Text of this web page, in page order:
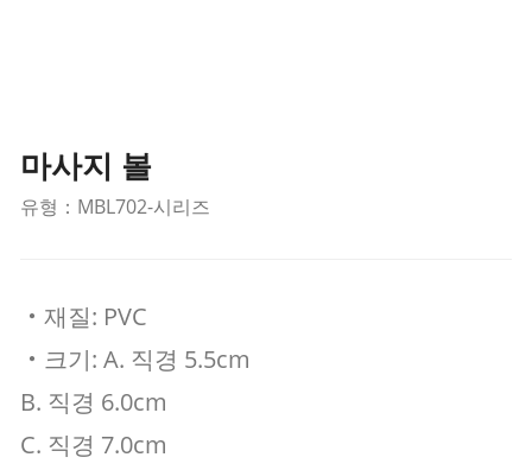
마사지 볼
유형：MBL702-시리즈
‧재질: PVC
‧크기: A. 직경 5.5cm
B. 직경 6.0cm
C. 직경 7.0cm